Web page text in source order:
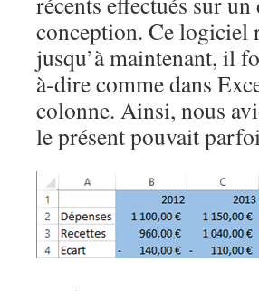
conception. Ce logiciel
jusqu’à maintenant, il
à-dire comme dans
colonne. Ainsi, nous
le présent pouvait